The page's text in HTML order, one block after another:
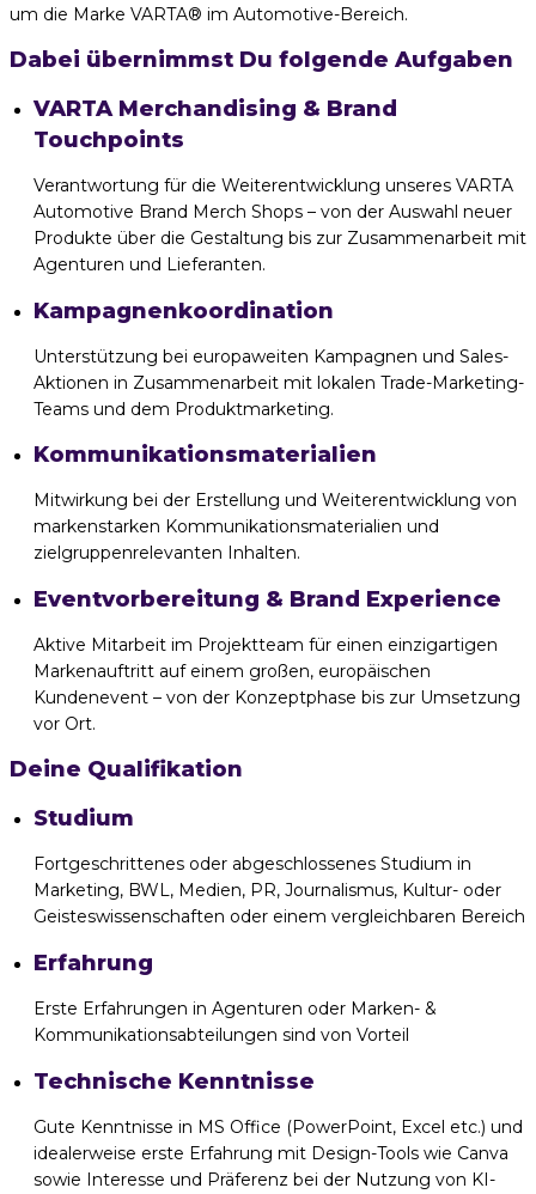
um die Marke VARTA® im Automotive-Bereich.
Dabei übernimmst Du folgende Aufgaben
VARTA Merchandising & Brand
Touchpoints
Verantwortung für die Weiterentwicklung unseres VARTA
Automotive Brand Merch Shops – von der Auswahl neuer
Produkte über die Gestaltung bis zur Zusammenarbeit mit
Agenturen und Lieferanten.
Kampagnenkoordination
Unterstützung bei europaweiten Kampagnen und Sales-
Aktionen in Zusammenarbeit mit lokalen Trade-Marketing-
Teams und dem Produktmarketing.
Kommunikationsmaterialien
Mitwirkung bei der Erstellung und Weiterentwicklung von
markenstarken Kommunikationsmaterialien und
zielgruppenrelevanten Inhalten.
Eventvorbereitung & Brand Experience
Aktive Mitarbeit im Projektteam für einen einzigartigen
Markenauftritt auf einem großen, europäischen
Kundenevent – von der Konzeptphase bis zur Umsetzung
vor Ort.
Deine Qualifikation
Studium
Fortgeschrittenes oder abgeschlossenes Studium in
Marketing, BWL, Medien, PR, Journalismus, Kultur- oder
Geisteswissenschaften oder einem vergleichbaren Bereich
Erfahrung
Erste Erfahrungen in Agenturen oder Marken- &
Kommunikationsabteilungen sind von Vorteil
Technische Kenntnisse
Gute Kenntnisse in MS Office (PowerPoint, Excel etc.) und
idealerweise erste Erfahrung mit Design-Tools wie Canva
sowie Interesse und Präferenz bei der Nutzung von KI-